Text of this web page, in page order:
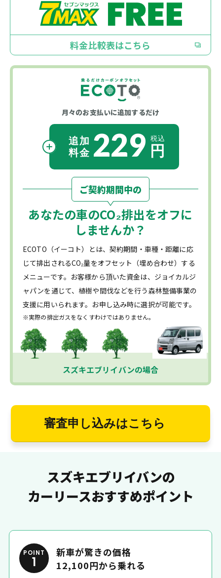
料金比較表はこちら
月々のお支払いに追加するだけ
229
ご契約期間中の
あなたの車のCO₂排出をオフに
しませんか？
ECOTO（イーコト）とは、契約期間・車種・距離に応
じて排出されるCO₂量をオフセット（埋め合わせ）する
メニューです。お客様から頂いた資金は、ジョイカルジ
ャパンを通じて、植樹や間伐などを行う森林整備事業の
支援に用いられます。お申し込み時に選択が可能です。
※実際の排出ガスをなくすわけではありません。
スズキエブリイバンの場合
審査申し込みはこちら
スズキエブリイバンの
カーリースおすすめポイント
POINT
1
新車が驚きの価格
12,100円から乗れる